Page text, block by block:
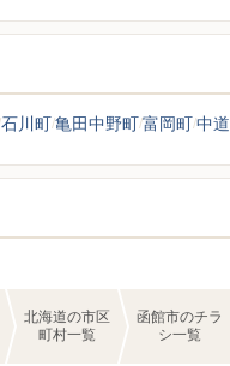
石川町亀田中野町富岡町中道
北海道の市区
町村一覧
函館市のチラ
シ一覧